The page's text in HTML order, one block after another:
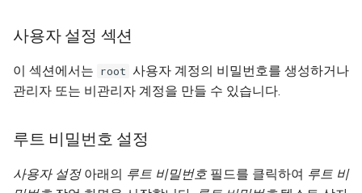
사용자 설정 섹션
이 섹션에서는 root 사용자 계정의 비밀번호를 생성하거나
관리자 또는 비관리자 계정을 만들 수 있습니다.
루트 비밀번호 설정
사용자 설정아래의 루트 비밀번호필드를 클릭하여 루트 비